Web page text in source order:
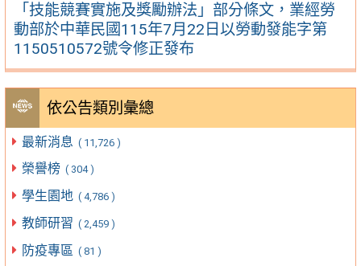
「技能競賽實施及獎勵辦法」部分條文，業經勞
動部於中華民國115年7月22日以勞動發能字第
1150510572號令修正發布
依公告類別彙總
最新消息 ( 11,726 )
榮譽榜 ( 304 )
學生園地 ( 4,786 )
教師研習 ( 2,459 )
防疫專區 ( 81 )